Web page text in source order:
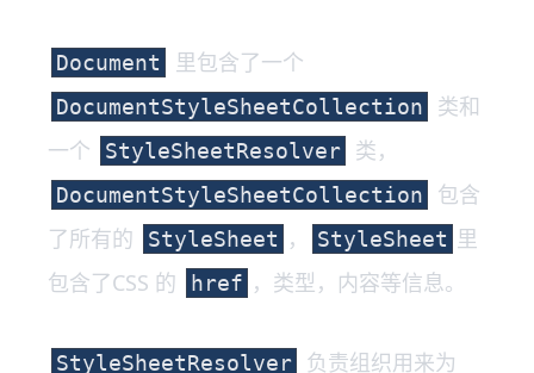
Document 里包含了一个
DocumentStyleSheetCollection
类和
一个
StyleSheetResolver 类，
DocumentStyleSheetCollection
包含
了所有的
StyleSheet ， StyleSheet 里
包含了CSS 的
href ，类型，内容等信息。
StyleSheetResolver
负责组织用来为